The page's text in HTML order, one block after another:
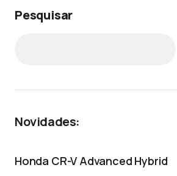
Pesquisar
Novidades:
Honda CR-V Advanced Hybrid